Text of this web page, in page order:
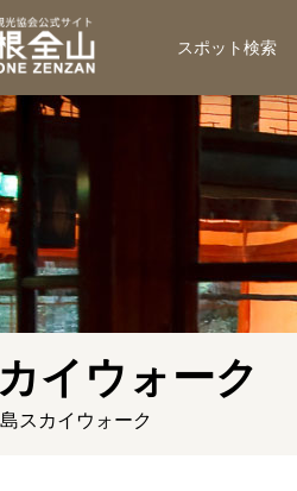
スポット検索
イウォーク
スカイウォーク